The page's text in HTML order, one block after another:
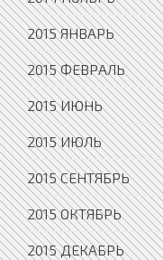
2015 ЯНВАРЬ
2015 ФЕВРАЛЬ
2015 ИЮНЬ
2015 ИЮЛЬ
2015 СЕНТЯБРЬ
2015 ОКТЯБРЬ
2015 ДЕКАБРЬ